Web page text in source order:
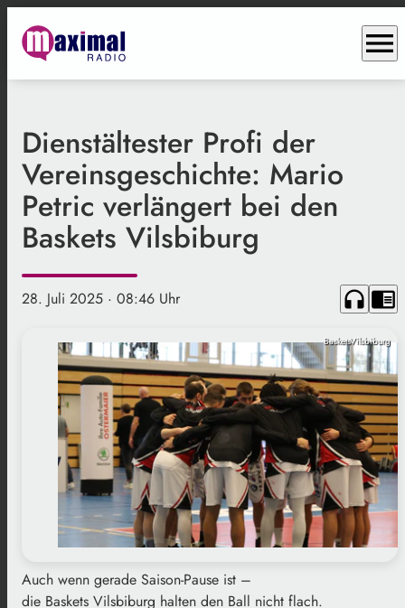
menu
Dienstältester Profi der
Vereinsgeschichte: Mario
Petric verlängert bei den
Baskets Vilsbiburg
28. Juli 2025 · 08:46 Uhr headphones chrome_reader_mode
BasketsVilsbiburg
Auch wenn gerade Saison-Pause ist –
die Baskets Vilsbiburg halten den Ball nicht flach.